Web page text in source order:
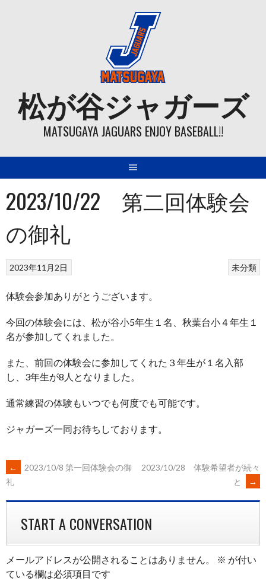
松が谷ジャガーズ
MATSUGAYA JAGUARS ENJOY BASEBALL!!
2023/10/22 第二回体験会
の御礼
未分類
2023年11月2日
体験会参加ありがとうございます。
今回の体験会には、松が谷小5年生１名、秋葉台小４年生１
名が参加してくれました。
また、前回の体験会に参加してくれた３年生が１名入部
し、3年生が8人となりました。
通常練習の体験もいつでも何度でも可能です。
ジャガーズ一同お待ちしております。
POST
NAVIGATION
←
2023/10/8 第一回体験会の御
礼
2023/10/28 体験希望者が続々
と
→
START A CONVERSATION
メールアドレスが公開されることはありません。 ※ が付い
ている欄は必須項目です